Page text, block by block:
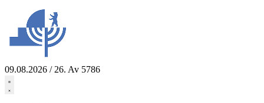
springen
09.08.2026 / 26. Av 5786